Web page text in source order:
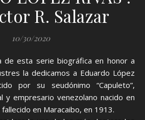
R. Salazar
10/30/2020
la dedicamos a Eduardo López
por su seudónimo “Capuleto”,
y empresario venezolano nacido en
en Maracaibo, en 1913.